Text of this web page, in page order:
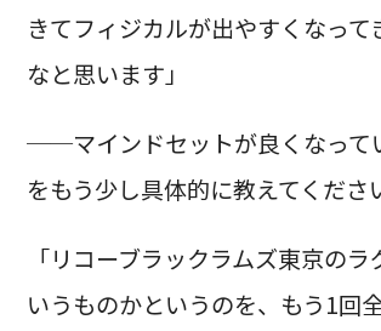
きてフィジカルが出やすくなって
なと思います」
──マインドセットが良くなって
をもう少し具体的に教えてくださ
「リコーブラックラムズ東京の
いうものかというのを、もう1回